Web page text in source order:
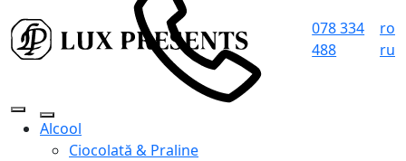
078 334
488
ro
ru
Alcool
Ciocolată & Praline